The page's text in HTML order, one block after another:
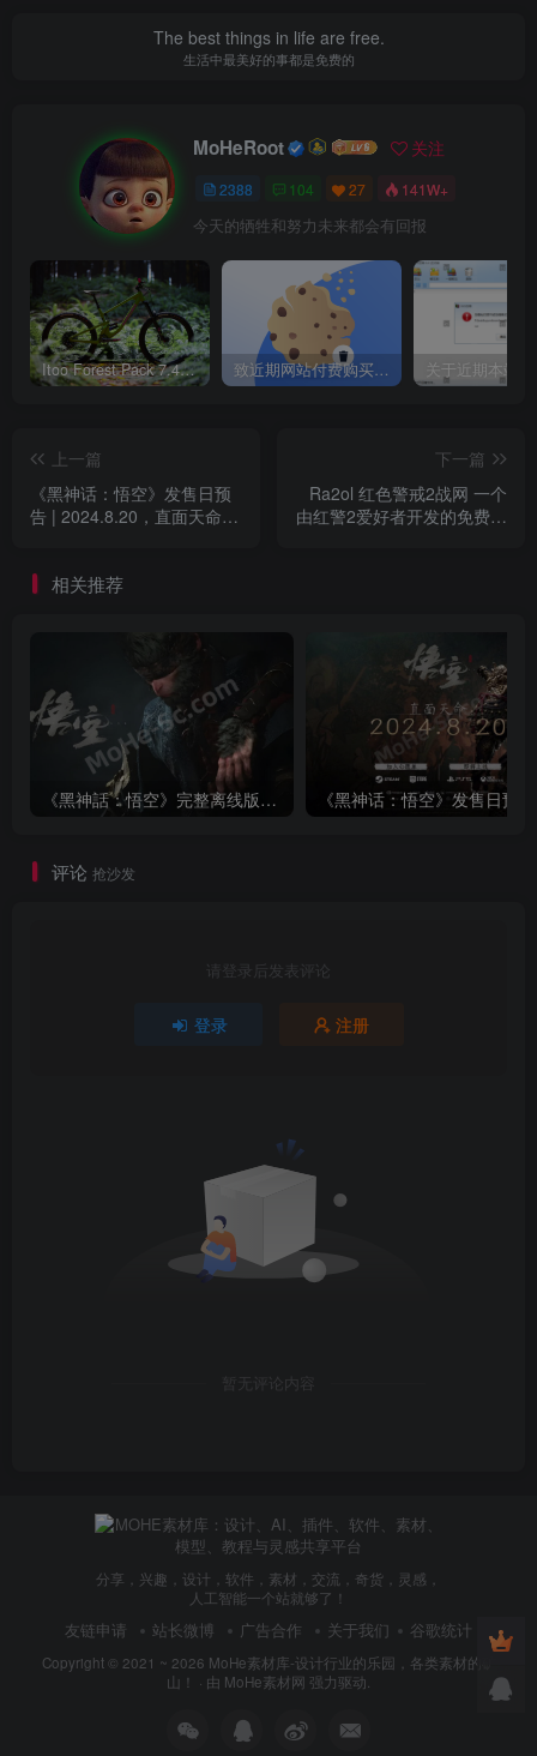
The best things in life are free.
生活中最美好的事都是免费的
MoHeRoot 关注
2388 104 27 141W+
今天的牺牲和努力未来都会有回报
Itoo Forest Pack 7.4.20 森林插件 For 3DSMAX 2014 ~ 2023 汉化永久版 致近期网站付费购买资源及会员用户后，网页显示依然没有购买解决方法！
上一篇
《黑神话：悟空》发售日预
告 | 2024.8.20，直面天命 -
下一篇
Ra2ol 红色警戒2战网 一个
由红警2爱好者开发的免费对
相关推荐
《黑神話：悟空》完整离线版，不用离线共享，免费畅玩，无需安装，下载即玩 + 全能修改器
评论 抢沙发
请登录后发表评论
登录 注册
暂无评论内容
分享，兴趣，设计，软件，素材，交流，奇货，灵感，
人工智能一个站就够了！
友链申请 站长微博 广告合作 关于我们 谷歌统计
Copyright © 2021 ~ 2026 MoHe素材库-设计行业的乐园，各类素材的矿
山！ · 由 MoHe素材网 强力驱动.